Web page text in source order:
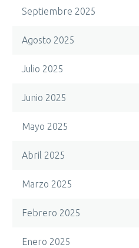
Septiembre 2025
Agosto 2025
Julio 2025
Junio 2025
Mayo 2025
Abril 2025
Marzo 2025
Febrero 2025
Enero 2025